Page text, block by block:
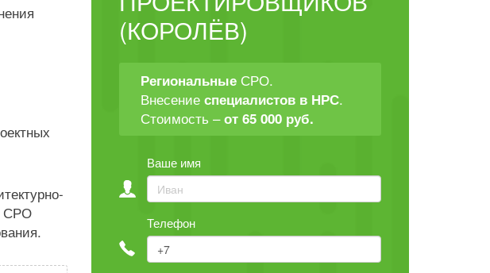
СРО
(КОРОЛЁВ)
Региональные СРО.
Внесение специалистов в НРС.
Стоимость –от 65 000 руб.
Ваше имя
Телефон